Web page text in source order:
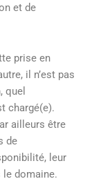
et de
prise en
il n’est pas
quel
chargé(e).
ailleurs être
de
leur
domaine.